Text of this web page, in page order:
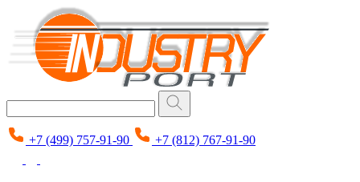
+7 (499) 757-91-90 +7 (812) 767-91-90